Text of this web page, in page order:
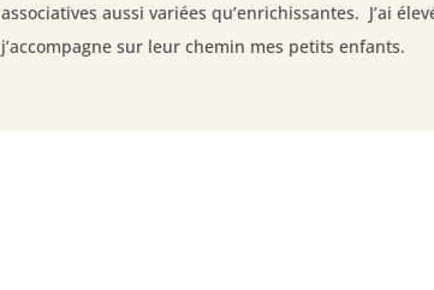
associatives aussi variées qu’enrichissantes. J’ai
j’accompagne sur leur chemin mes petits enfants.